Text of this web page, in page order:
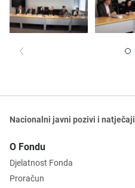
Nacionalni javni pozivi i natječaji
O Fondu
Djelatnost Fonda
Proračun